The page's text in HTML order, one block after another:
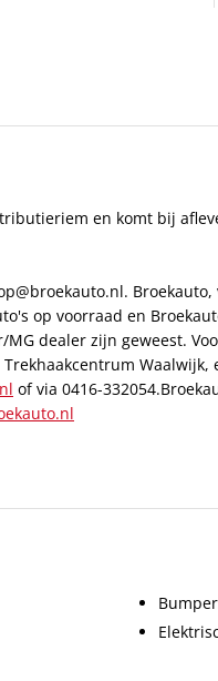
en komt bij
op voorraad en
dealer zijn geweest.
of via 0416-